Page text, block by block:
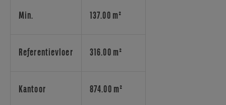
huren
parkeerplaatsen.
Min. 137.00 m²
Referentievloer 316.00 m²
Kantoor 874.00 m²